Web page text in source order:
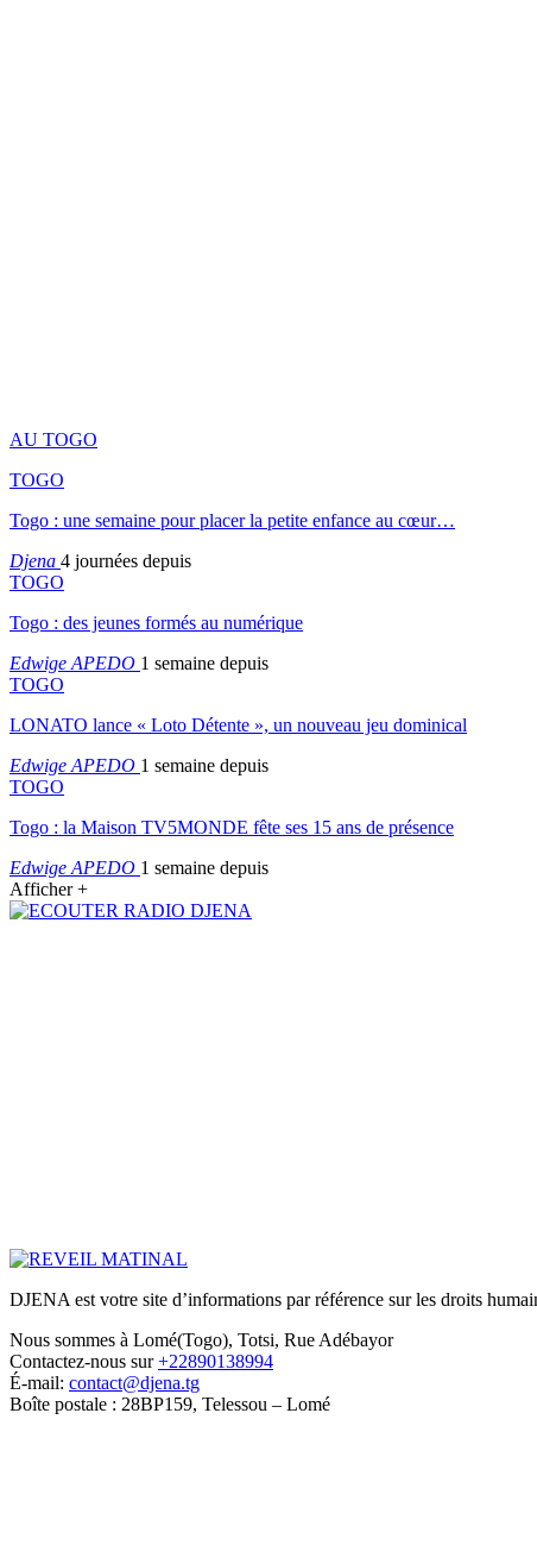
AU TOGO
TOGO
Togo : une semaine pour placer la petite enfance au cœur…
Djena 4 journées depuis
TOGO
Togo : des jeunes formés au numérique
Edwige APEDO 1 semaine depuis
TOGO
LONATO lance « Loto Détente », un nouveau jeu dominical
Edwige APEDO 1 semaine depuis
TOGO
Togo : la Maison TV5MONDE fête ses 15 ans de présence
Edwige APEDO 1 semaine depuis
Afficher +
DJENA est votre site d’informations par référence sur les droits
Nous sommes à Lomé(Togo), Totsi, Rue Adébayor
Contactez-nous sur+22890138994
É-mail: contact@djena.tg
Boîte postale : 28BP159, Telessou – Lomé